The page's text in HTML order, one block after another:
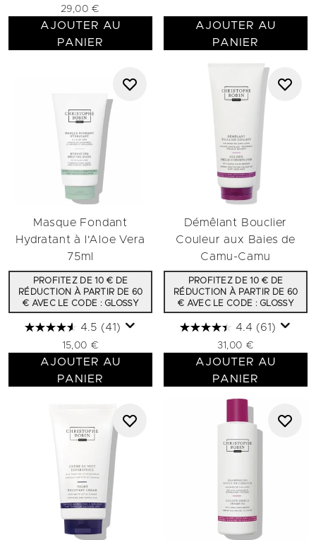
29,00 €
AJOUTER AU
PANIER
AJOUTER AU
PANIER
Masque Fondant
Hydratant à l'Aloe Vera
75ml
PROFITEZ DE 10 € DE
RÉDUCTION À PARTIR DE 60
€ AVEC LE CODE : GLOSSY
4.5 (41)
15,00 €
AJOUTER AU
PANIER
Démêlant Bouclier
Couleur aux Baies de
Camu-Camu
PROFITEZ DE 10 € DE
RÉDUCTION À PARTIR DE 60
€ AVEC LE CODE : GLOSSY
4.4 (61)
31,00 €
AJOUTER AU
PANIER